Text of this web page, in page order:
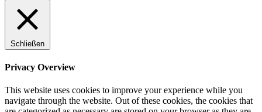
Schließen
Privacy Overview
This website uses cookies to improve your experience while you
navigate through the website. Out of these cookies, the cookies that